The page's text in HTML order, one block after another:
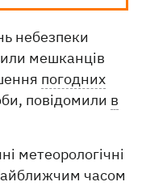
небезпеки
мешканців
погодних
повідомили в
метеорологічні
часом